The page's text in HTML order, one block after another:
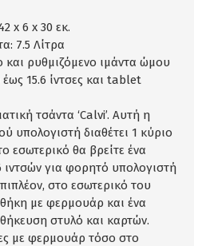
x 6 x 30 εκ.
7.5 Λίτρα
και ρυθμιζόμενο ιμάντα ώμου
15.6 ίντσες και tablet
τσάντα ‘Calvi’. Αυτή η
υπολογιστή διαθέτει 1 κύριο
εσωτερικό θα βρείτε ένα
ιντσών για φορητό υπολογιστή
στο εσωτερικό του
θήκη με φερμουάρ και ένα
στυλό και καρτών.
με φερμουάρ τόσο στο